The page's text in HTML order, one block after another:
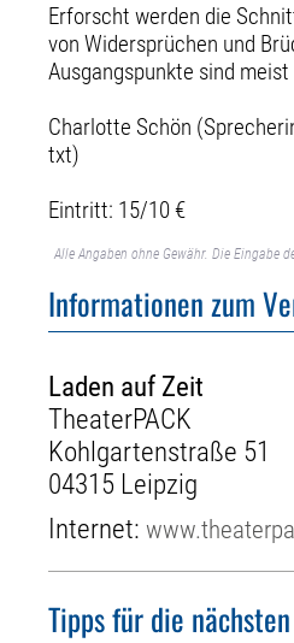
Erforscht werden die
von Widersprüchen und
Ausgangspunkte sind
Charlotte Schön
txt)
Eintritt: 15/10 €
Alle Angaben ohne Gewähr. Die Eingabe
Informationen zum
Laden auf Zeit
TheaterPACK
Kohlgartenstraße 51
04315 Leipzig
Internet:
Tipps für die